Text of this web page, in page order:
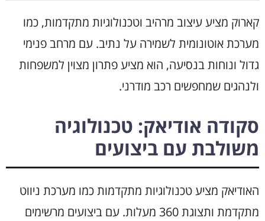
קארוק מציע עיצוב מרהיב וטכנולוגיות מתקדמות, כמו
מערכת אוטונומית לשמירה על נתיב. עם מרחב פנימי
גדול ונוחות בנסיעה, הוא מציע פתרון מצוין למשפחות
ולנהגים שמחפשים רכב מודרני.
סקודה אודיאק: טכנולוגיה
משולבת עם ביצועים
האודיאק מציע טכנולוגיות מתקדמות כמו מערכת ניווט
מתקדמת ותצוגת 360 מעלות. עם ביצועים מרשימים